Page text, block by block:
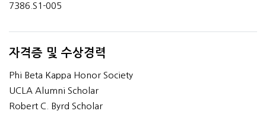
7386.S1-005
자격증 및 수상경력
Phi Beta Kappa Honor Society
UCLA Alumni Scholar
Robert C. Byrd Scholar